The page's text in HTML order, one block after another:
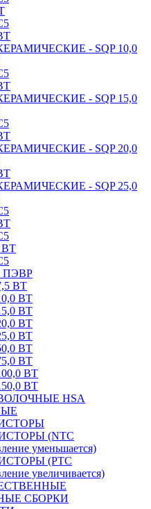
- SQP 10,0
- SQP 15,0
- SQP 20,0
- SQP 25,0
ВТ
ПЭВР
ВТ
ВТ
ВТ
ВТ
ВТ
ВТ
ВТ
ВТ
ВТ
HSA
(NTC
уменьшается)
(PTC
увеличивается)
СБОРКИ